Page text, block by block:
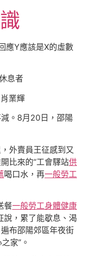
應Y應該是X的虛數
息者
業輝
。8月20日，邵陽
外賣員王征感到又
比來的“工會驛站供
喝口水，再一般勞工
餐一般勞工身體健康
說，累了能歇息、渴
布邵陽郊區年夜街
家”。